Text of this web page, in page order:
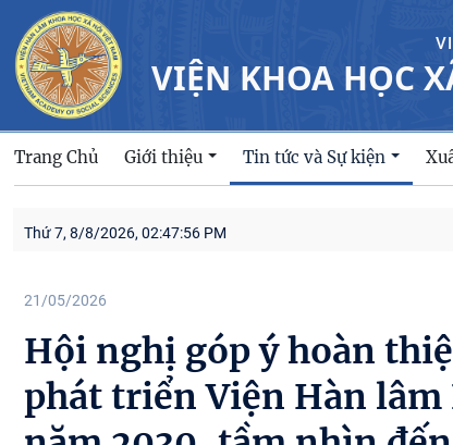
VIỆN KHOA HỌC
Trang Chủ Giới thiệu Tin tức và Sự kiện
Thứ 7, 8/8/2026, 02:47:57 PM
21/05/2026
Hội nghị góp ý hoàn
phát triển Viện Hàn lâm